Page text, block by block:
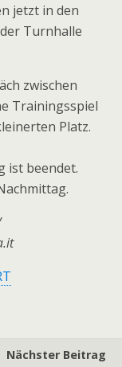
jetzt in den
Turnhalle
zwischen
Trainingsspiel
Platz.
ist beendet.
Nächster Beitrag